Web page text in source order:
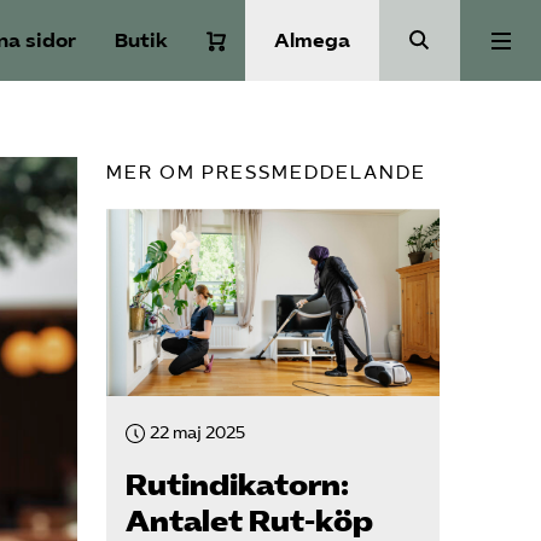
sidor Butik Almega
Branscher
Medlemskap
Auktorisation
MER OM PRESSMEDDELANDE
22 maj 2025
Rut­indikatorn:
Antalet Rut-köp